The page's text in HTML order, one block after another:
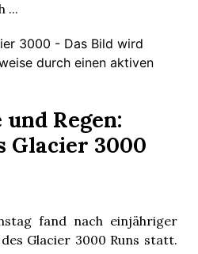
...
Regen:
Glacier 3000
fand nach einjähriger
des Glacier 3000 Runs statt.